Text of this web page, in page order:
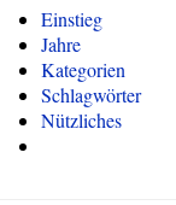
Einstieg
Jahre
Kategorien
Schlagwörter
Nützliches